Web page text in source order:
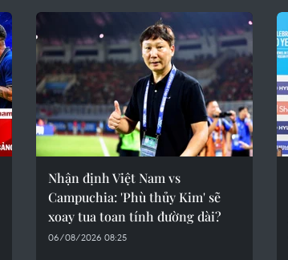
Nhận định Việt Nam vs
Campuchia: 'Phù thủy Kim' sẽ
xoay tua toan tính đường dài?
06/08/2026 08:25